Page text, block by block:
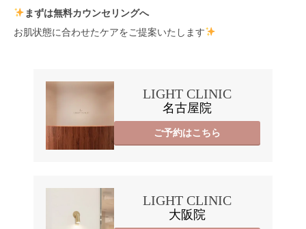
まずは無料カウンセリングへ
お肌状態に合わせたケアをご提案いたします
LIGHT CLINIC
名古屋院
ご予約はこちら
LIGHT CLINIC
大阪院